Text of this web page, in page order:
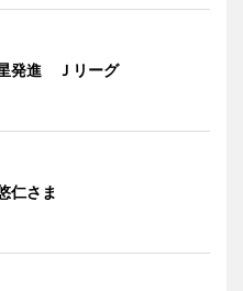
発進 Ｊリーグ
仁さま